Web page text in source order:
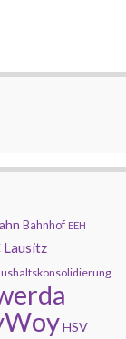
Bahnhof EEH
Lausitz
HSV